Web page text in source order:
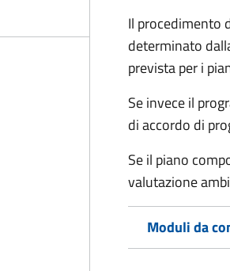
Il procedimento
determinato
prevista per i
Se invece il
di accordo di
Se il piano
valutazione
Moduli da